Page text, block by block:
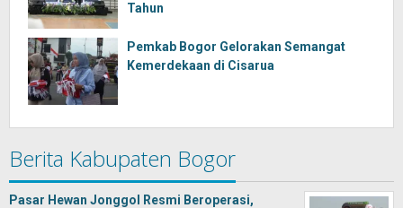
Tahun
Pemkab Bogor Gelorakan Semangat
Kemerdekaan di Cisarua
Berita Kabupaten Bogor
Pasar Hewan Jonggol Resmi Beroperasi,